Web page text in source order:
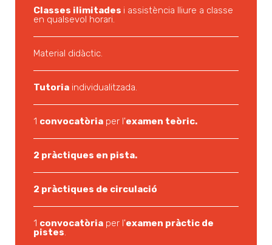
Classes ilimitades i assistència lliure a classe
en qualsevol horari.
Material didàctic.
Tutoria individualitzada.
1 convocatòria per l'examen teòric.
2 pràctiques en pista.
2 pràctiques de circulació
1 convocatòria per l'examen pràctic de
pistes.